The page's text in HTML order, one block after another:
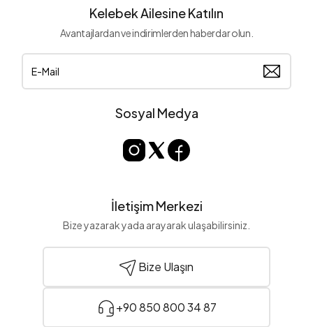
Kelebek Ailesine Katılın
Avantajlardan ve indirimlerden haberdar olun.
Sosyal Medya
İletişim Merkezi
Bize yazarak yada arayarak ulaşabilirsiniz.
Bize Ulaşın
+90 850 800 34 87